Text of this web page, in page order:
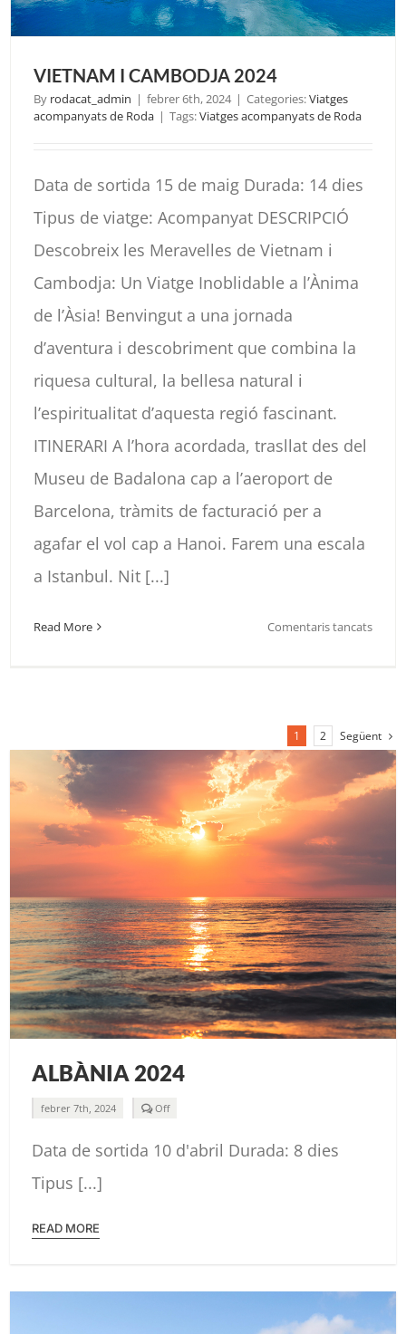
VIETNAM I CAMBODJA 2024
By rodacat_admin | febrer 6th, 2024 | Categories:Viatges
acompanyats de Roda | Tags:Viatges acompanyats de Roda
Data de sortida 15 de maig Durada: 14 dies
Tipus de viatge: Acompanyat DESCRIPCIÓ
Descobreix les Meravelles de Vietnam i
Cambodja: Un Viatge Inoblidable a l’Ànima
de l’Àsia! Benvingut a una jornada
d’aventura i descobriment que combina la
riquesa cultural, la bellesa natural i
l’espiritualitat d’aquesta regió fascinant.
ITINERARI A l’hora acordada, trasllat des del
Museu de Badalona cap a l’aeroport de
Barcelona, tràmits de facturació per a
agafar el vol cap a Hanoi. Farem una escala
a Istanbul. Nit [...]
Read More Comentaris tancatsa
1 2 Següent
ALBÀNIA 2024
febrer 7th, 2024 OffComments
ALBÀNIA
Data de sortida 10 d'abril Durada: 8 dies
Tipus [...]
READ MORE